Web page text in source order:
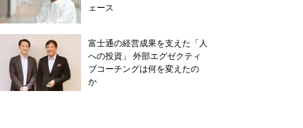
ェース
富士通の経営成果を支えた「人
への投資」 外部エグゼクティ
ブコーチングは何を変えたの
か